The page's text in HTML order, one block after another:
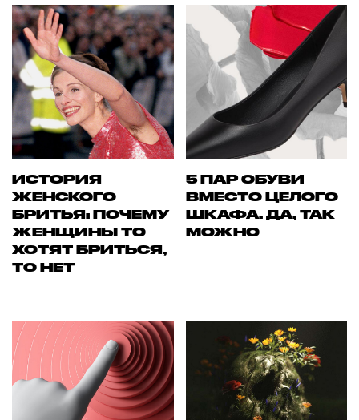
ИСТОРИЯ
ЖЕНСКОГО
БРИТЬЯ: ПОЧЕМУ
ЖЕНЩИНЫ ТО
ХОТЯТ БРИТЬСЯ,
ТО НЕТ
5 ПАР ОБУВИ
ВМЕСТО ЦЕЛОГО
ШКАФА. ДА, ТАК
МОЖНО